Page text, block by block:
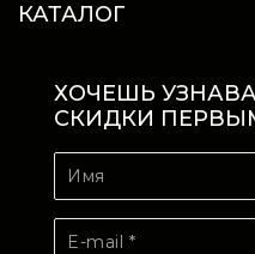
КАТАЛОГ
ХОЧЕШЬ
СКИДКИ